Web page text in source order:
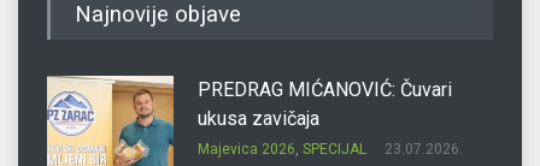
Najnovije objave
PREDRAG MIĆANOVIĆ: Čuvari
ukusa zavičaja
Majevica 2026, SPECIJAL 23.07.2026.